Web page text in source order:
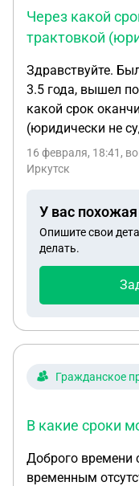
Через какой
трактовкой
Здравствуйте.
3.5 года, вышел
какой срок
(юридически не
16 февраля, 18:41 ,
Иркутск
У вас
Опишите свои
делать.
Гражданское
В какие сроки
Доброго времени
временным